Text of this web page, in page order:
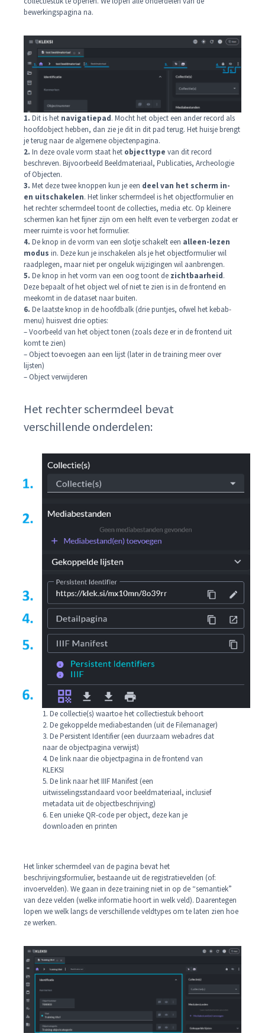
bewerkingspagina na.
1. Dit is het navigatiepad. Mocht het object een ander record als
hoofdobject hebben, dan zie je dit in dit pad terug. Het huisje brengt
je terug naar de algemene objectenpagina.
2. In deze ovale vorm staat het objecttype van dit record
beschreven. Bijvoorbeeld Beeldmateriaal, Publicaties, Archeologie
of Objecten.
3. Met deze twee knoppen kun je een deel van het scherm in-
en uitschakelen. Het linker schermdeel is het objectformulier en
het rechter schermdeel toont de collecties, media etc. Op kleinere
schermen kan het fijner zijn om een helft even te verbergen zodat er
meer ruimte is voor het formulier.
4. De knop in de vorm van een slotje schakelt een alleen-lezen
modus in. Deze kun je inschakelen als je het objectformulier wil
raadplegen, maar niet per ongeluk wijzigingen wil aanbrengen.
5. De knop in het vorm van een oog toont de zichtbaarheid.
Deze bepaalt of het object wel of niet te zien is in de frontend en
meekomt in de dataset naar buiten.
6. De laatste knop in de hoofdbalk (drie puntjes, ofwel het kebab-
menu) huisvest drie opties:
– Voorbeeld van het object tonen (zoals deze er in de frontend uit
komt te zien)
– Object toevoegen aan een lijst (later in de training meer over
lijsten)
– Object verwijderen
Het rechter schermdeel bevat
verschillende onderdelen:
1. De collectie(s) waartoe het collectiestuk behoort
2. De gekoppelde mediabestanden (uit de Filemanager)
3. De Persistent Identifier (een duurzaam webadres dat
naar de objectpagina verwijst)
4. De link naar die objectpagina in de frontend van
KLEKSI
5. De link naar het IIIF Manifest (een
uitwisselingsstandaard voor beeldmateriaal, inclusief
metadata uit de objectbeschrijving)
6. Een unieke QR-code per object, deze kan je
downloaden en printen
Het linker schermdeel van de pagina bevat het
beschrijvingsformulier, bestaande uit de registratievelden (of:
invoervelden). We gaan in deze training niet in op de “semantiek”
van deze velden (welke informatie hoort in welk veld). Daarentegen
lopen we welk langs de verschillende veldtypes om te laten zien hoe
ze werken.